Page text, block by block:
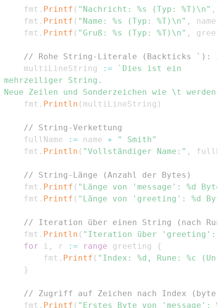
	fmt
. Printf ( "Nachricht: %s (Typ: %T)\n" ,
	fmt
. Printf ( "Name: %s (Typ: %T)\n" , name
	fmt
. Printf ( "Gruß: %s (Typ: %T)\n" ,
// Rohe String-Literale (Backticks `):
	multiLineString
:=
Neue Zeilen und Sonderzeichen wie \t
	fmt
. Println ( multiLineString )
// String-Verkettung
	fullName
:= name +
" Smith"
	fmt
. Println ( "Vollständiger Name:" ,
// String-Länge (Anzahl der Bytes)
	fmt
. Printf ( "Länge von 'message': %d
	fmt
. Printf ( "Länge von 'greeting': %d
// Iteration über einen String (nach
	fmt
. Println ( "Iteration über 'greeting':"
for i , r := range greeting
{
		fmt
. Printf ( "Index: %d, Rune: %c
}
// Zugriff auf Zeichen nach Index (byte-
	fmt
. Printf ( "Erstes Byte von 'message':